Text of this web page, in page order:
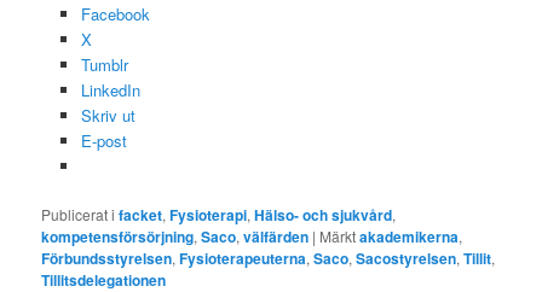
Facebook
X
Tumblr
LinkedIn
Skriv ut
E-post
Publicerat i facket,Fysioterapi,Hälso- och sjukvård,
kompetensförsörjning,Saco,välfärden | Märktakademikerna,
Förbundsstyrelsen,Fysioterapeuterna,Saco,Sacostyrelsen,Tillit,
Tillitsdelegationen